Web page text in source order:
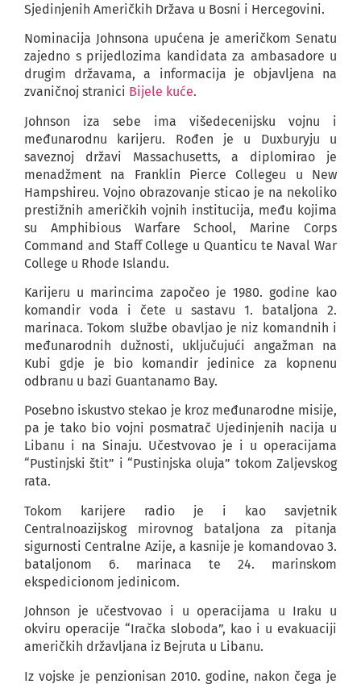
Sjedinjenih Američkih Država u Bosni i Hercegovini.
Nominacija Johnsona upućena je američkom Senatu
zajedno s prijedlozima kandidata za ambasadore u
drugim državama, a informacija je objavljena na
zvaničnoj stranici Bijele kuće.
Johnson iza sebe ima višedecenijsku vojnu i
međunarodnu karijeru. Rođen je u Duxburyju u
saveznoj državi Massachusetts, a diplomirao je
menadžment na Franklin Pierce Collegeu u New
Hampshireu. Vojno obrazovanje sticao je na nekoliko
prestižnih američkih vojnih institucija, među kojima
su Amphibious Warfare School, Marine Corps
Command and Staff College u Quanticu te Naval War
College u Rhode Islandu.
Karijeru u marincima započeo je 1980. godine kao
komandir voda i čete u sastavu 1. bataljona 2.
marinaca. Tokom službe obavljao je niz komandnih i
međunarodnih dužnosti, uključujući angažman na
Kubi gdje je bio komandir jedinice za kopnenu
odbranu u bazi Guantanamo Bay.
Posebno iskustvo stekao je kroz međunarodne misije,
pa je tako bio vojni posmatrač Ujedinjenih nacija u
Libanu i na Sinaju. Učestvovao je i u operacijama
“Pustinjski štit” i “Pustinjska oluja” tokom Zaljevskog
rata.
Tokom karijere radio je i kao savjetnik
Centralnoazijskog mirovnog bataljona za pitanja
sigurnosti Centralne Azije, a kasnije je komandovao 3.
bataljonom 6. marinaca te 24. marinskom
ekspedicionom jedinicom.
Johnson je učestvovao i u operacijama u Iraku u
okviru operacije “Iračka sloboda”, kao i u evakuaciji
američkih državljana iz Bejruta u Libanu.
Iz vojske je penzionisan 2010. godine, nakon čega je